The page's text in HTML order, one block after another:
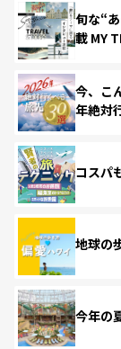
旬な“
載 MY
今、こ
年絶対
コスパ
地球の
今年の